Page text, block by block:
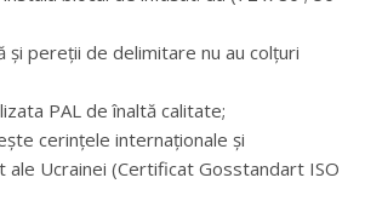
și pereții de delimitare nu au colțuri
PAL de înaltă calitate;
cerințele internaționale și
Ucrainei (Certificat Gosstandart ISO